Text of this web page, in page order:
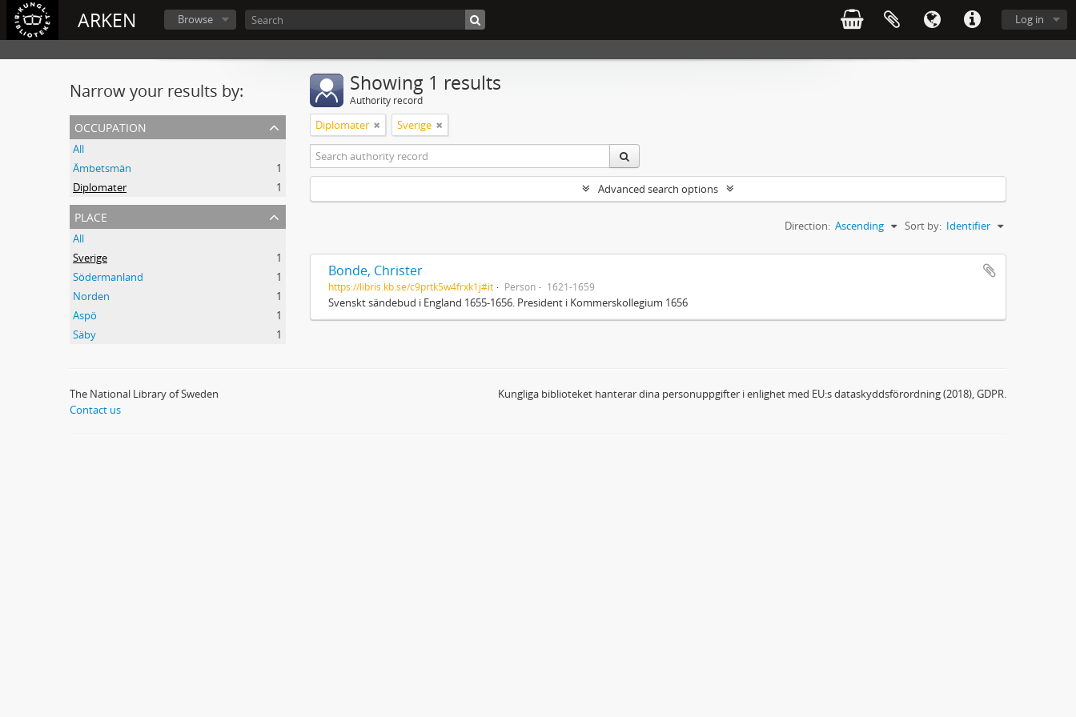
ARKEN Log in
Browse
Narrow your results by:
occupation
All
Ämbetsmän
1
Diplomater
1
place
All
Sverige
1
Södermanland
1
Norden
1
Aspö
1
Säby
1
Showing 1 results
Authority record
Diplomater Sverige
Advanced search options
Sort by: Identifier
Direction: Ascending
Bonde, Christer
https://libris.kb.se/c9prtk5w4frxk1j#it Person 1621-1659
Svenskt sändebud i England 1655-1656. President i Kommerskollegium 1656
The National Library of Sweden
Contact us
Kungliga biblioteket hanterar dina personuppgifter i enlighet med EU:s dataskyddsförordning (2018), GDPR.